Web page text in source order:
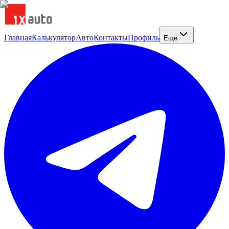
ГлавнаяКалькуляторАвтоКонтактыПрофиль Ещё